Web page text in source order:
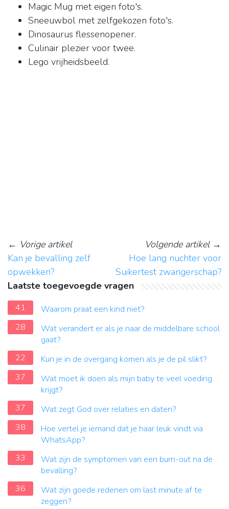
Magic Mug met eigen foto's.
Sneeuwbol met zelfgekozen foto's.
Dinosaurus flessenopener.
Culinair plezier voor twee.
Lego vrijheidsbeeld.
← Vorige artikel
Kan je bevalling zelf
opwekken?
Volgende artikel→
Hoe lang nuchter voor
Suikertest zwangerschap?
Laatste toegevoegde vragen
41
Waarom praat een kind niet?
28
Wat verandert er als je naar de middelbare school
gaat?
22
Kun je in de overgang komen als je de pil slikt?
37
Wat moet ik doen als mijn baby te veel voeding
krijgt?
37
Wat zegt God over relaties en daten?
38
Hoe vertel je iemand dat je haar leuk vindt via
WhatsApp?
33
Wat zijn de symptomen van een burn-out na de
bevalling?
36
Wat zijn goede redenen om last minute af te
zeggen?